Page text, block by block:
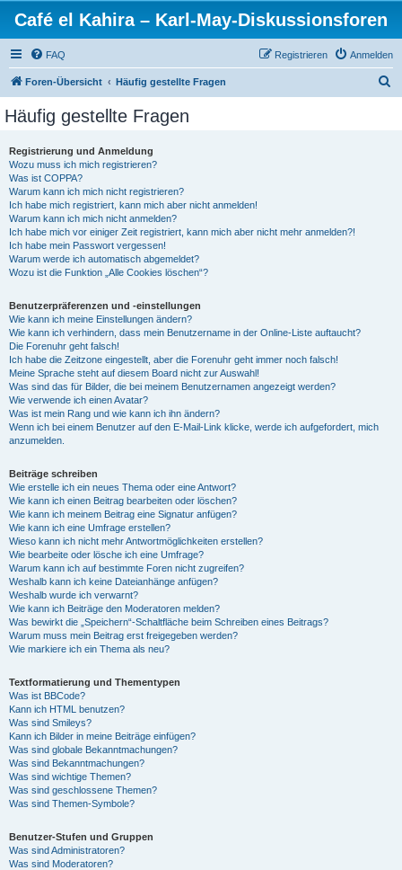
Café el Kahira – Karl-May-Diskussionsforen
FAQ Anmelden
Registrieren
Foren-Übersicht Häufig gestellte Fragen
Häufig gestellte Fragen
Registrierung und Anmeldung
Wozu muss ich mich registrieren?
Was ist COPPA?
Warum kann ich mich nicht registrieren?
Ich habe mich registriert, kann mich aber nicht anmelden!
Warum kann ich mich nicht anmelden?
Ich habe mich vor einiger Zeit registriert, kann mich aber nicht mehr anmelden?!
Ich habe mein Passwort vergessen!
Warum werde ich automatisch abgemeldet?
Wozu ist die Funktion „Alle Cookies löschen“?
Benutzerpräferenzen und -einstellungen
Wie kann ich meine Einstellungen ändern?
Wie kann ich verhindern, dass mein Benutzername in der Online-Liste auftaucht?
Die Forenuhr geht falsch!
Ich habe die Zeitzone eingestellt, aber die Forenuhr geht immer noch falsch!
Meine Sprache steht auf diesem Board nicht zur Auswahl!
Was sind das für Bilder, die bei meinem Benutzernamen angezeigt werden?
Wie verwende ich einen Avatar?
Was ist mein Rang und wie kann ich ihn ändern?
Wenn ich bei einem Benutzer auf den E-Mail-Link klicke, werde ich aufgefordert, mich
anzumelden.
Beiträge schreiben
Wie erstelle ich ein neues Thema oder eine Antwort?
Wie kann ich einen Beitrag bearbeiten oder löschen?
Wie kann ich meinem Beitrag eine Signatur anfügen?
Wie kann ich eine Umfrage erstellen?
Wieso kann ich nicht mehr Antwortmöglichkeiten erstellen?
Wie bearbeite oder lösche ich eine Umfrage?
Warum kann ich auf bestimmte Foren nicht zugreifen?
Weshalb kann ich keine Dateianhänge anfügen?
Weshalb wurde ich verwarnt?
Wie kann ich Beiträge den Moderatoren melden?
Was bewirkt die „Speichern“-Schaltfläche beim Schreiben eines Beitrags?
Warum muss mein Beitrag erst freigegeben werden?
Wie markiere ich ein Thema als neu?
Textformatierung und Thementypen
Was ist BBCode?
Kann ich HTML benutzen?
Was sind Smileys?
Kann ich Bilder in meine Beiträge einfügen?
Was sind globale Bekanntmachungen?
Was sind Bekanntmachungen?
Was sind wichtige Themen?
Was sind geschlossene Themen?
Was sind Themen-Symbole?
Benutzer-Stufen und Gruppen
Was sind Administratoren?
Was sind Moderatoren?